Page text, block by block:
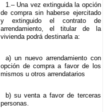
1.– Una vez extinguida la opción
de compra sin haberse ejercitado
y extinguido el contrato de
arrendamiento, el titular de la
vivienda podrá destinarla a:
a) un nuevo arrendamiento con
opción de compra a favor de los
mismos u otros arrendatarios
b) su venta a favor de terceras
personas.